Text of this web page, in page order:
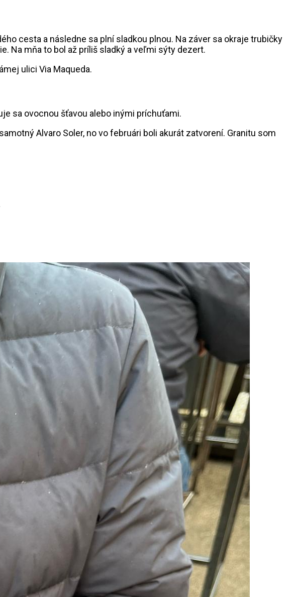
cesta a následne sa plní sladkou plnou. Na záver sa okraje trubičky
Na mňa to bol až príliš sladký a veľmi sýty dezert.
ulici Via Maqueda.
sa ovocnou šťavou alebo inými príchuťami.
Alvaro Soler, no vo februári boli akurát zatvorení. Granitu som